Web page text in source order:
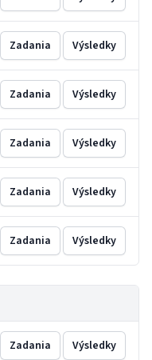
Zadania Výsledky
Zadania Výsledky
Zadania Výsledky
Zadania Výsledky
Zadania Výsledky
Zadania Výsledky